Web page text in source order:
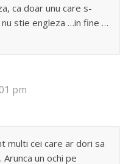
ca doar unu care s-
stie engleza …in fine …
pm
multi cei care ar dori sa
un ochi pe